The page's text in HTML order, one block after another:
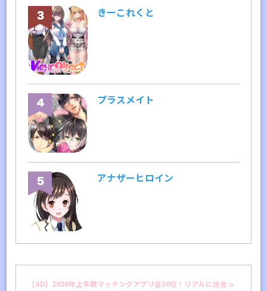
きーこれくと
プラスメイト
アナザーヒロイン
【AD】2026年上半期マッチングアプリ全30位！リアルに出会っ